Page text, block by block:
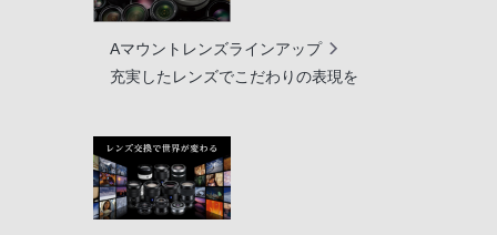
Aマウントレンズラインアップ
充実したレンズでこだわりの表現を